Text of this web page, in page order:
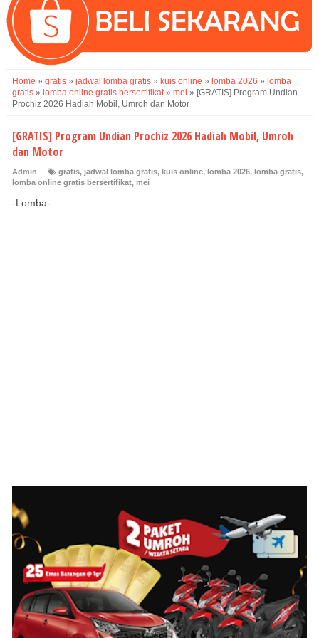
Home » gratis » jadwal lomba gratis » kuis online » lomba 2026 » lomba
gratis » lomba online gratis bersertifikat» mei » [GRATIS] Program Undian
Prochiz 2026 Hadiah Mobil, Umroh dan Motor
[GRATIS] Program Undian Prochiz 2026 Hadiah Mobil, Umroh
dan Motor
Admin gratis, jadwal lomba gratis, kuis online, lomba 2026, lomba gratis,
lomba online gratis bersertifikat, mei
-Lomba-